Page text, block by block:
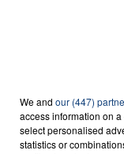
STEVE
We and our (447)
access information on
select personalised
statistics or